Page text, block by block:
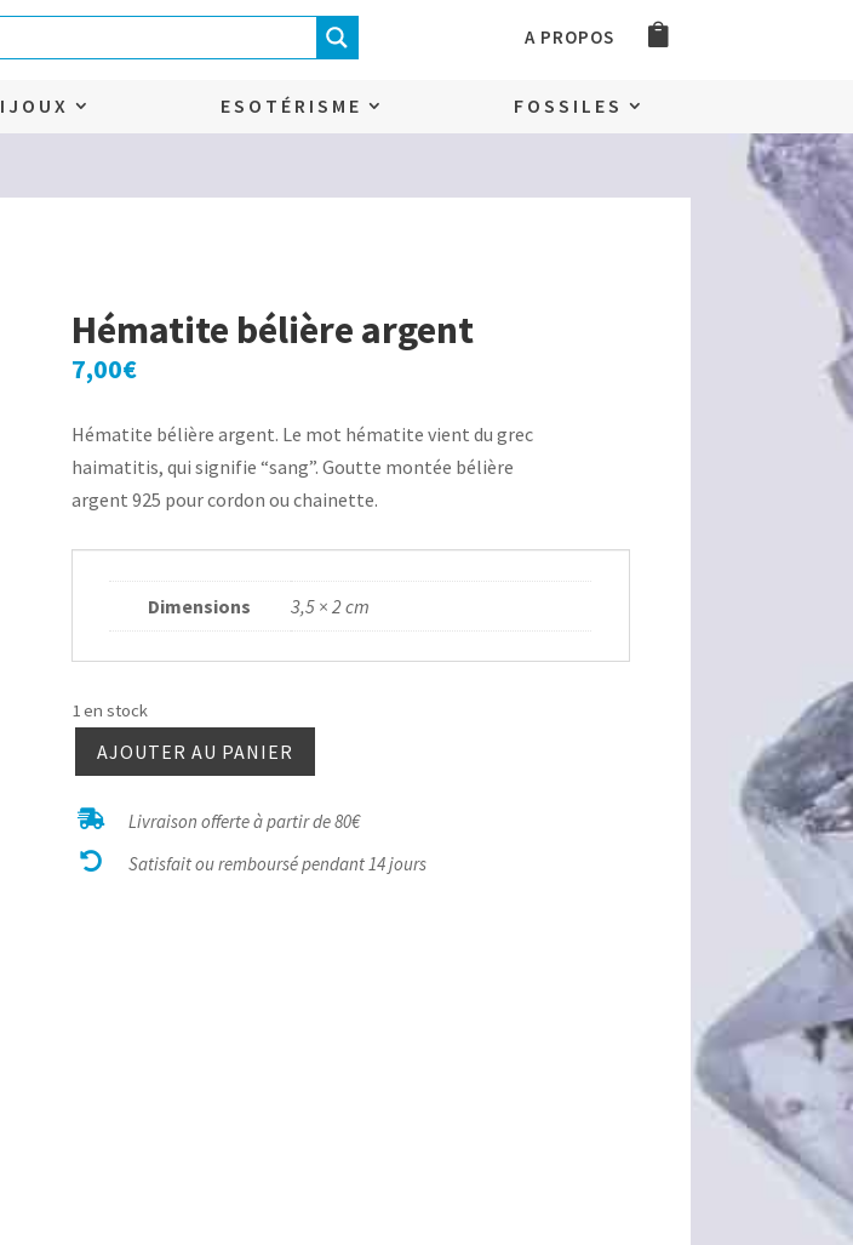
A PROPOS
ESOTÉRISME FOSSILES
Hématite bélière argent
7,00€
Hématite bélière argent. Le mot hématite vient du grec
haimatitis, qui signifie “sang”. Goutte montée bélière
argent 925 pour cordon ou chainette.
Dimensions 3,5 × 2 cm
1 en stock
quantité
Hématite
bélière
AJOUTER AU PANIER
 Livraison offerte à partir de 80€
 Satisfait ou remboursé pendant 14 jours